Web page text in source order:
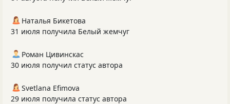
Наталья Бикетова
31 июля получила Белый жемчуг
Роман Цивинскас
30 июля получил статус автора
Svetlana Efimova
29 июля получила статус автора